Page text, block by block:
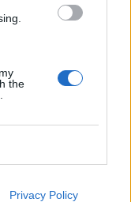
the
Privacy Policy